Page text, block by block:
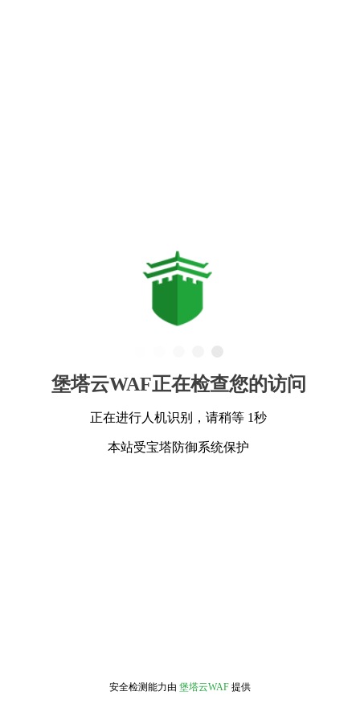
堡塔云WAF正在检查您的访问
正在进行人机识别，请稍等 1秒
本站受宝塔防御系统保护
安全检测能力由 堡塔云WAF 提供